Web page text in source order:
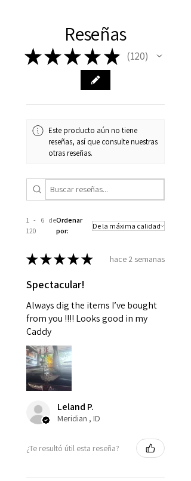
Reseñas
★★★ ★ ★ 120
120
Este producto aún no tiene
reseñas, así que consulte nuestras
otras reseñas.
1 - 6 de
120
Ordenar
por:
★★★★★ hace 2 semanas
Spectacular!
Always dig the items I’ve bought
from you !!!! Looks good in my
Caddy
Leland P.
Meridian , ID
¿Te resultó útil esta reseña?